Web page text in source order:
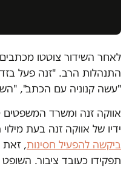
לאחר השידור צוטטו
התנהלות הרב. "זנה פעל
"עשה קנוניה עם הכתב",
אווקה זנה ומשרד
ידיו של אווקה זנה בעת
ביקשה להפעיל חסינות, זאת
תפקידו כעובד ציבור.